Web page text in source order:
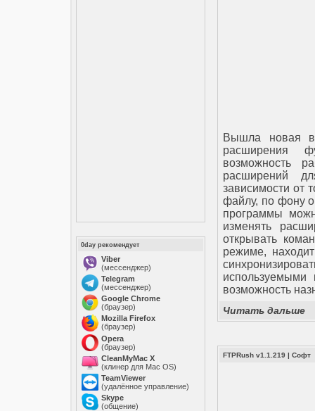
0day рекомендует
Viber
(мессенджер)
Telegram
(мессенджер)
Google Chrome
(браузер)
Mozilla Firefox
(браузер)
Opera
(браузер)
CleanMyMac X
(клинер для Mac OS)
TeamViewer
(удалённое управление)
Skype
(общение)
Вышла новая
расширения
возможность
расширений
зависимости от
файлу, по фону
программы
изменять
открывать
режиме,
возможность
Читать дальше
FTPRush v1.1.219 | Софт